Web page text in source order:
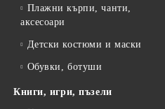
Плажни кърпи, чанти,
аксесоари
Детски костюми и маски
Обувки, ботуши
Книги, игри, пъзели